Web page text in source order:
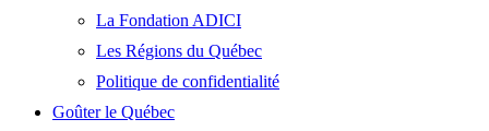
La Fondation ADICI
Les Régions du Québec
Politique de confidentialité
Goûter le Québec